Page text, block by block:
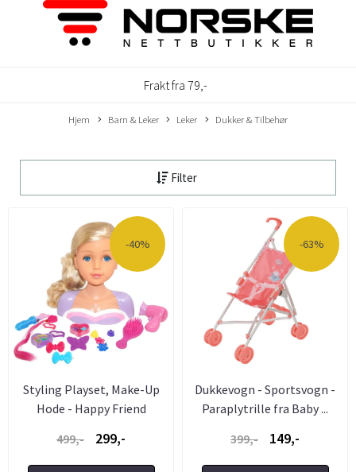
Frakt fra 79,-
Hjem Barn & Leker Leker Dukker & Tilbehør
Filter
-40%
Styling Playset, Make-Up
Hode - Happy Friend
499,-
299,-
-63%
Dukkevogn - Sportsvogn -
Paraplytrille fra Baby ...
399,-
149,-